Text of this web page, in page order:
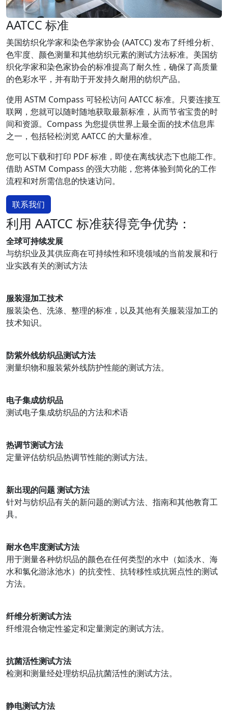
AATCC 标准
美国纺织化学家和染色学家协会 (AATCC) 发布了纤维分析、
色牢度、颜色测量和其他纺织元素的测试方法标准。美国纺
织化学家和染色家协会的标准提高了耐久性，确保了高质量
的色彩水平，并有助于开发持久耐用的纺织产品。
使用 ASTM Compass 可轻松访问 AATCC 标准。只要连接互
联网，您就可以随时随地获取最新标准，从而节省宝贵的时
间和资源。Compass 为您提供世界上最全面的技术信息库
之一，包括轻松浏览 AATCC 的大量标准。
您可以下载和打印 PDF 标准，即使在离线状态下也能工作。
借助 ASTM Compass 的强大功能，您将体验到简化的工作
流程和对所需信息的快速访问。
联系我们
利用 AATCC 标准获得竞争优势：
全球可持续发展
与纺织业及其供应商在可持续性和环境领域的当前发展和行
业实践有关的测试方法
服装湿加工技术
服装染色、洗涤、整理的标准，以及其他有关服装湿加工的
技术知识。
防紫外线纺织品测试方法
测量织物和服装紫外线防护性能的测试方法。
电子集成纺织品
测试电子集成纺织品的方法和术语
热调节测试方法
定量评估纺织品热调节性能的测试方法。
新出现的问题 测试方法
针对与纺织品有关的新问题的测试方法、指南和其他教育工
具。
耐水色牢度测试方法
用于测量各种纺织品的颜色在任何类型的水中（如淡水、海
水和氯化游泳池水）的抗变性、抗转移性或抗斑点性的测试
方法。
纤维分析测试方法
纤维混合物定性鉴定和定量测定的测试方法。
抗菌活性测试方法
检测和测量经处理纺织品抗菌活性的测试方法。
静电测试方法